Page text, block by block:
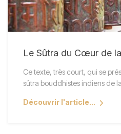
Le Sûtra du Cœur de
Ce texte, très court, qui se
sûtra bouddhistes indiens de
Découvrir l'article...